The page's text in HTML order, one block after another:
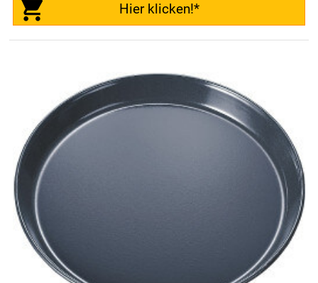
Hier klicken!*